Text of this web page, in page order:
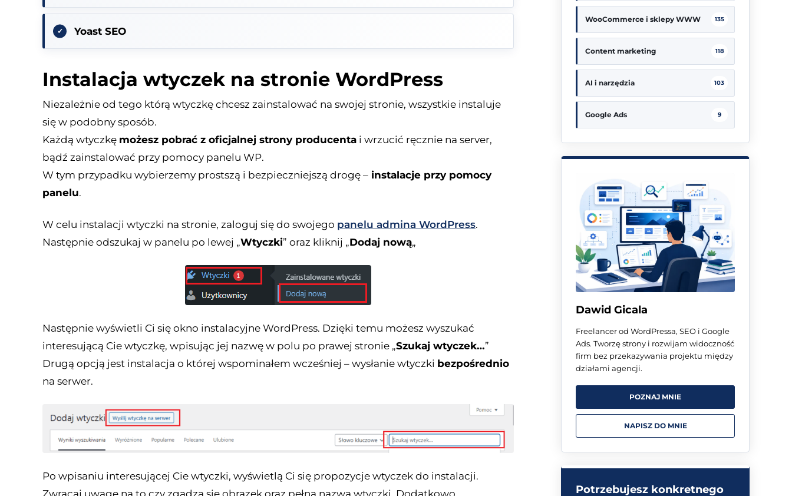
Yoast SEO
Instalacja wtyczek na stronie WordPress
Niezależnie od tego którą wtyczkę chcesz zainstalować na swojej stronie, wszystkie instaluje
się w podobny sposób.
Każdą wtyczkę możesz pobrać z oficjalnej strony producenta i wrzucić ręcznie na server,
bądź zainstalować przy pomocy panelu WP.
W tym przypadku wybierzemy prostszą i bezpieczniejszą drogę – instalacje przy pomocy
panelu.
W celu instalacji wtyczki na stronie, zaloguj się do swojego panelu admina WordPress.
Następnie odszukaj w panelu po lewej „Wtyczki” oraz kliknij „Dodaj nową„
Następnie wyświetli Ci się okno instalacyjne WordPress. Dzięki temu możesz wyszukać
interesującą Cie wtyczkę, wpisując jej nazwę w polu po prawej stronie „Szukaj wtyczek…”
Drugą opcją jest instalacja o której wspominałem wcześniej – wysłanie wtyczki bezpośrednio
na serwer.
Po wpisaniu interesującej Cie wtyczki, wyświetlą Ci się propozycje wtyczek do instalacji.
WooCommerce i sklepy WWW 135
Content marketing 118
AI i narzędzia 103
Google Ads 9
Dawid Gicala
Freelancer od WordPressa, SEO i Google
Ads. Tworzę strony i rozwijam widoczność
firm bez przekazywania projektu między
działami agencji.
POZNAJ MNIE
NAPISZ DO MNIE
Potrzebujesz konkretnego